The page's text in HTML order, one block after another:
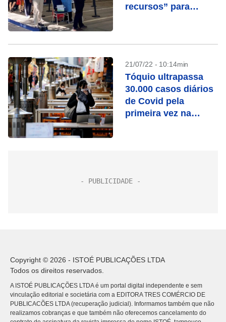
recursos” para
21/07/22 - 10:14min
Tóquio ultrapassa
30.000 casos diários
de Covid pela
primeira vez na
Copyright © 2026 - ISTOÉ PUBLICAÇÕES LTDA
Todos os direitos reservados.
A ISTOÉ PUBLICAÇÕES LTDA é um portal digital independente e sem
vinculação editorial e societária com a EDITORA TRES COMÉRCIO DE
PUBLICACÕES LTDA (recuperação judicial). Informamos também que não
realizamos cobranças e que também não oferecemos cancelamento do